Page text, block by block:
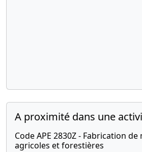
A proximité dans une
Code APE 2830Z - Fabrication de
agricoles et forestières